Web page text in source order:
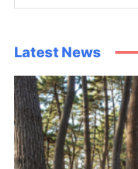
Latest News